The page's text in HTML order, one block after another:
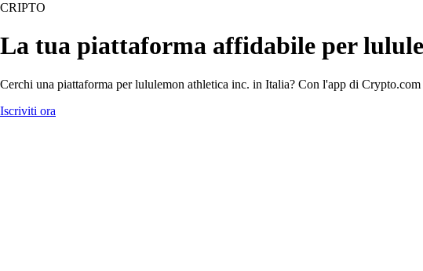
CRIPTO
La tua piattaforma affidabile per
Cerchi una piattaforma per lululemon athletica inc. in Italia? Con l'app di
Iscriviti ora